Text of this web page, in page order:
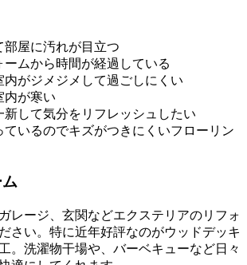
部屋に汚れが目立つ
ームから時間が経過している
内がジメジメして過ごしにくい
内が寒い
新して気分をリフレッシュしたい
ているのでキズがつきにくいフローリン
レージ、玄関などエクステリアのリフォ
さい。特に近年好評なのがウッドデッキ
。洗濯物干場や、バーベキューなど日々